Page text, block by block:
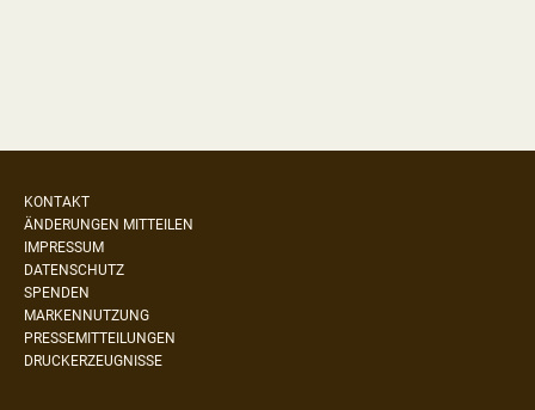
DRUCKERZEUGNISSE
PRESSEMITTEILUNGEN
MARKENNUTZUNG
SPENDEN
DATENSCHUTZ
IMPRESSUM
ÄNDERUNGEN MITTEILEN
KONTAKT